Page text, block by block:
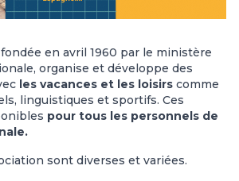
en avril 1960 par le ministère
organise et développe des
les vacances et les loisirs comme
linguistiques et sportifs. Ces
pour tous les personnels de
sont diverses et variées.